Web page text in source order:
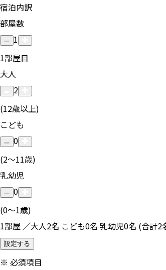
宿泊内訳
部屋数
1
1部屋目
大人
2
(12歳以上)
こども
0
(2〜11歳)
乳幼児
0
(0〜1歳)
1部屋 ／大人2名 こども0名 乳幼児0名 (合計2
設定する
※ 必須項目